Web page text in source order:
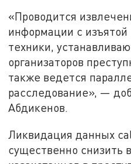
«Проводится
информации с
техники,
организаторов
также ведется
расследование», —
Абдикенов.
Ликвидация данных
существенно снизить